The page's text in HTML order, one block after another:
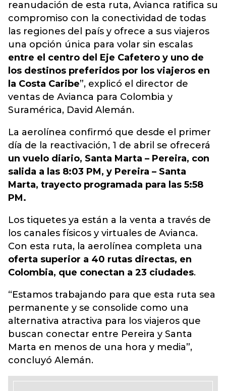
reanudación de esta ruta, Avianca ratifica su
compromiso con la conectividad de todas
las regiones del país y ofrece a sus viajeros
una opción única para volar sin escalas
entre el centro del Eje Cafetero y uno de
los destinos preferidos por los viajeros en
la Costa Caribe”, explicó el director de
ventas de Avianca para Colombia y
Suramérica, David Alemán.
La aerolínea confirmó que desde el primer
día de la reactivación, 1 de abril se ofrecerá
un vuelo diario, Santa Marta – Pereira, con
salida a las 8:03 PM, y Pereira – Santa
Marta, trayecto programada para las 5:58
PM.
Los tiquetes ya están a la venta a través de
los canales físicos y virtuales de Avianca.
Con esta ruta, la aerolínea completa una
oferta superior a 40 rutas directas, en
Colombia, que conectan a 23 ciudades.
“Estamos trabajando para que esta ruta sea
permanente y se consolide como una
alternativa atractiva para los viajeros que
buscan conectar entre Pereira y Santa
Marta en menos de una hora y media”,
concluyó Alemán.